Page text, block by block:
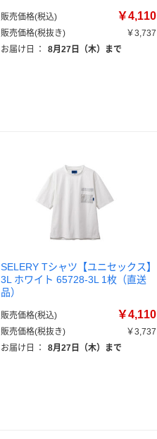
販売価格(税込) ￥4,110
販売価格(税抜き)
￥3,737
お届け日
： 8月27日（木）まで
SELERY Tシャツ【ユニセックス】
3L ホワイト 65728-3L 1枚（直送
品）
販売価格(税込) ￥4,110
販売価格(税抜き)
￥3,737
お届け日
： 8月27日（木）まで